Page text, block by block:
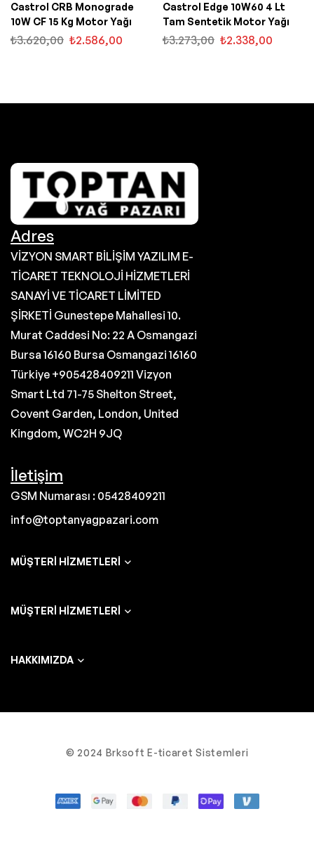
Castrol CRB Monograde
10W CF 15 Kg Motor Yağı
₺3.620,00 ₺2.586,00
Castrol Edge 10W60 4 Lt
Tam Sentetik Motor Yağı
₺3.273,00 ₺2.338,00
Adres
VİZYON SMART BİLİŞİM YAZILIM E-
TİCARET TEKNOLOJİ HİZMETLERİ
SANAYİ VE TİCARET LİMİTED
ŞİRKETİ Gunestepe Mahallesi 10.
Murat Caddesi No: 22 A Osmangazi
Bursa 16160 Bursa Osmangazi 16160
Türkiye +905428409211 Vizyon
Smart Ltd 71-75 Shelton Street,
Covent Garden, London, United
Kingdom, WC2H 9JQ
İletişim
GSM Numarası : 05428409211
info@toptanyagpazari.com
MÜŞTERI HIZMETLERI
MÜŞTERI HIZMETLERI
HAKKIMIZDA
© 2024 Brksoft E-ticaret Sistemleri